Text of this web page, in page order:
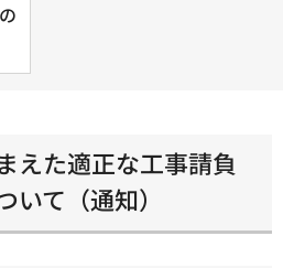
えた適正な工事請負
いて（通知）